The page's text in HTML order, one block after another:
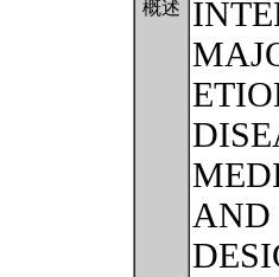
概述
AND